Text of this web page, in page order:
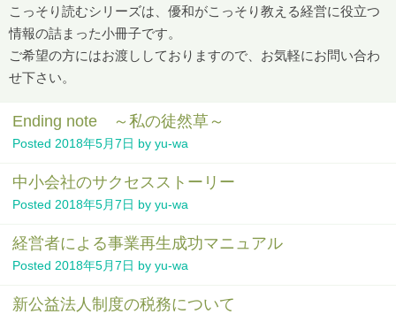
こっそり読むシリーズは、優和がこっそり教える経営に役立つ
情報の詰まった小冊子です。
ご希望の方にはお渡ししておりますので、お気軽にお問い合わ
せ下さい。
Ending note ～私の徒然草～
Posted 2018年5月7日 by yu-wa
中小会社のサクセスストーリー
Posted 2018年5月7日 by yu-wa
経営者による事業再生成功マニュアル
Posted 2018年5月7日 by yu-wa
新公益法人制度の税務について